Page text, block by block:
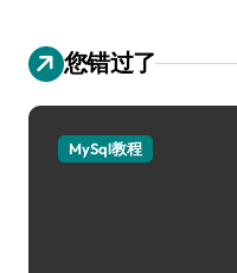
您错过了
MySql教程